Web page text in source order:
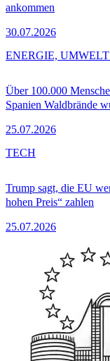
ankommen
30.07.2026
Über 100.000
Spanien Waldbrände
25.07.2026
ENERGIE,
Trump sagt, die EU
hohen Preis“ zahlen
25.07.2026
TECH